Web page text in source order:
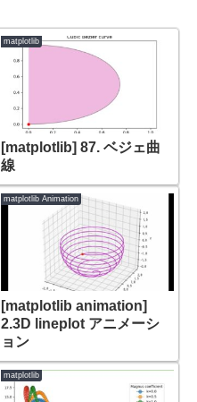
matplotlib
[matplotlib] 87. ベジェ曲
線
matplotlib Animation
[matplotlib animation]
2.3D lineplot アニメーシ
ョン
matplotlib